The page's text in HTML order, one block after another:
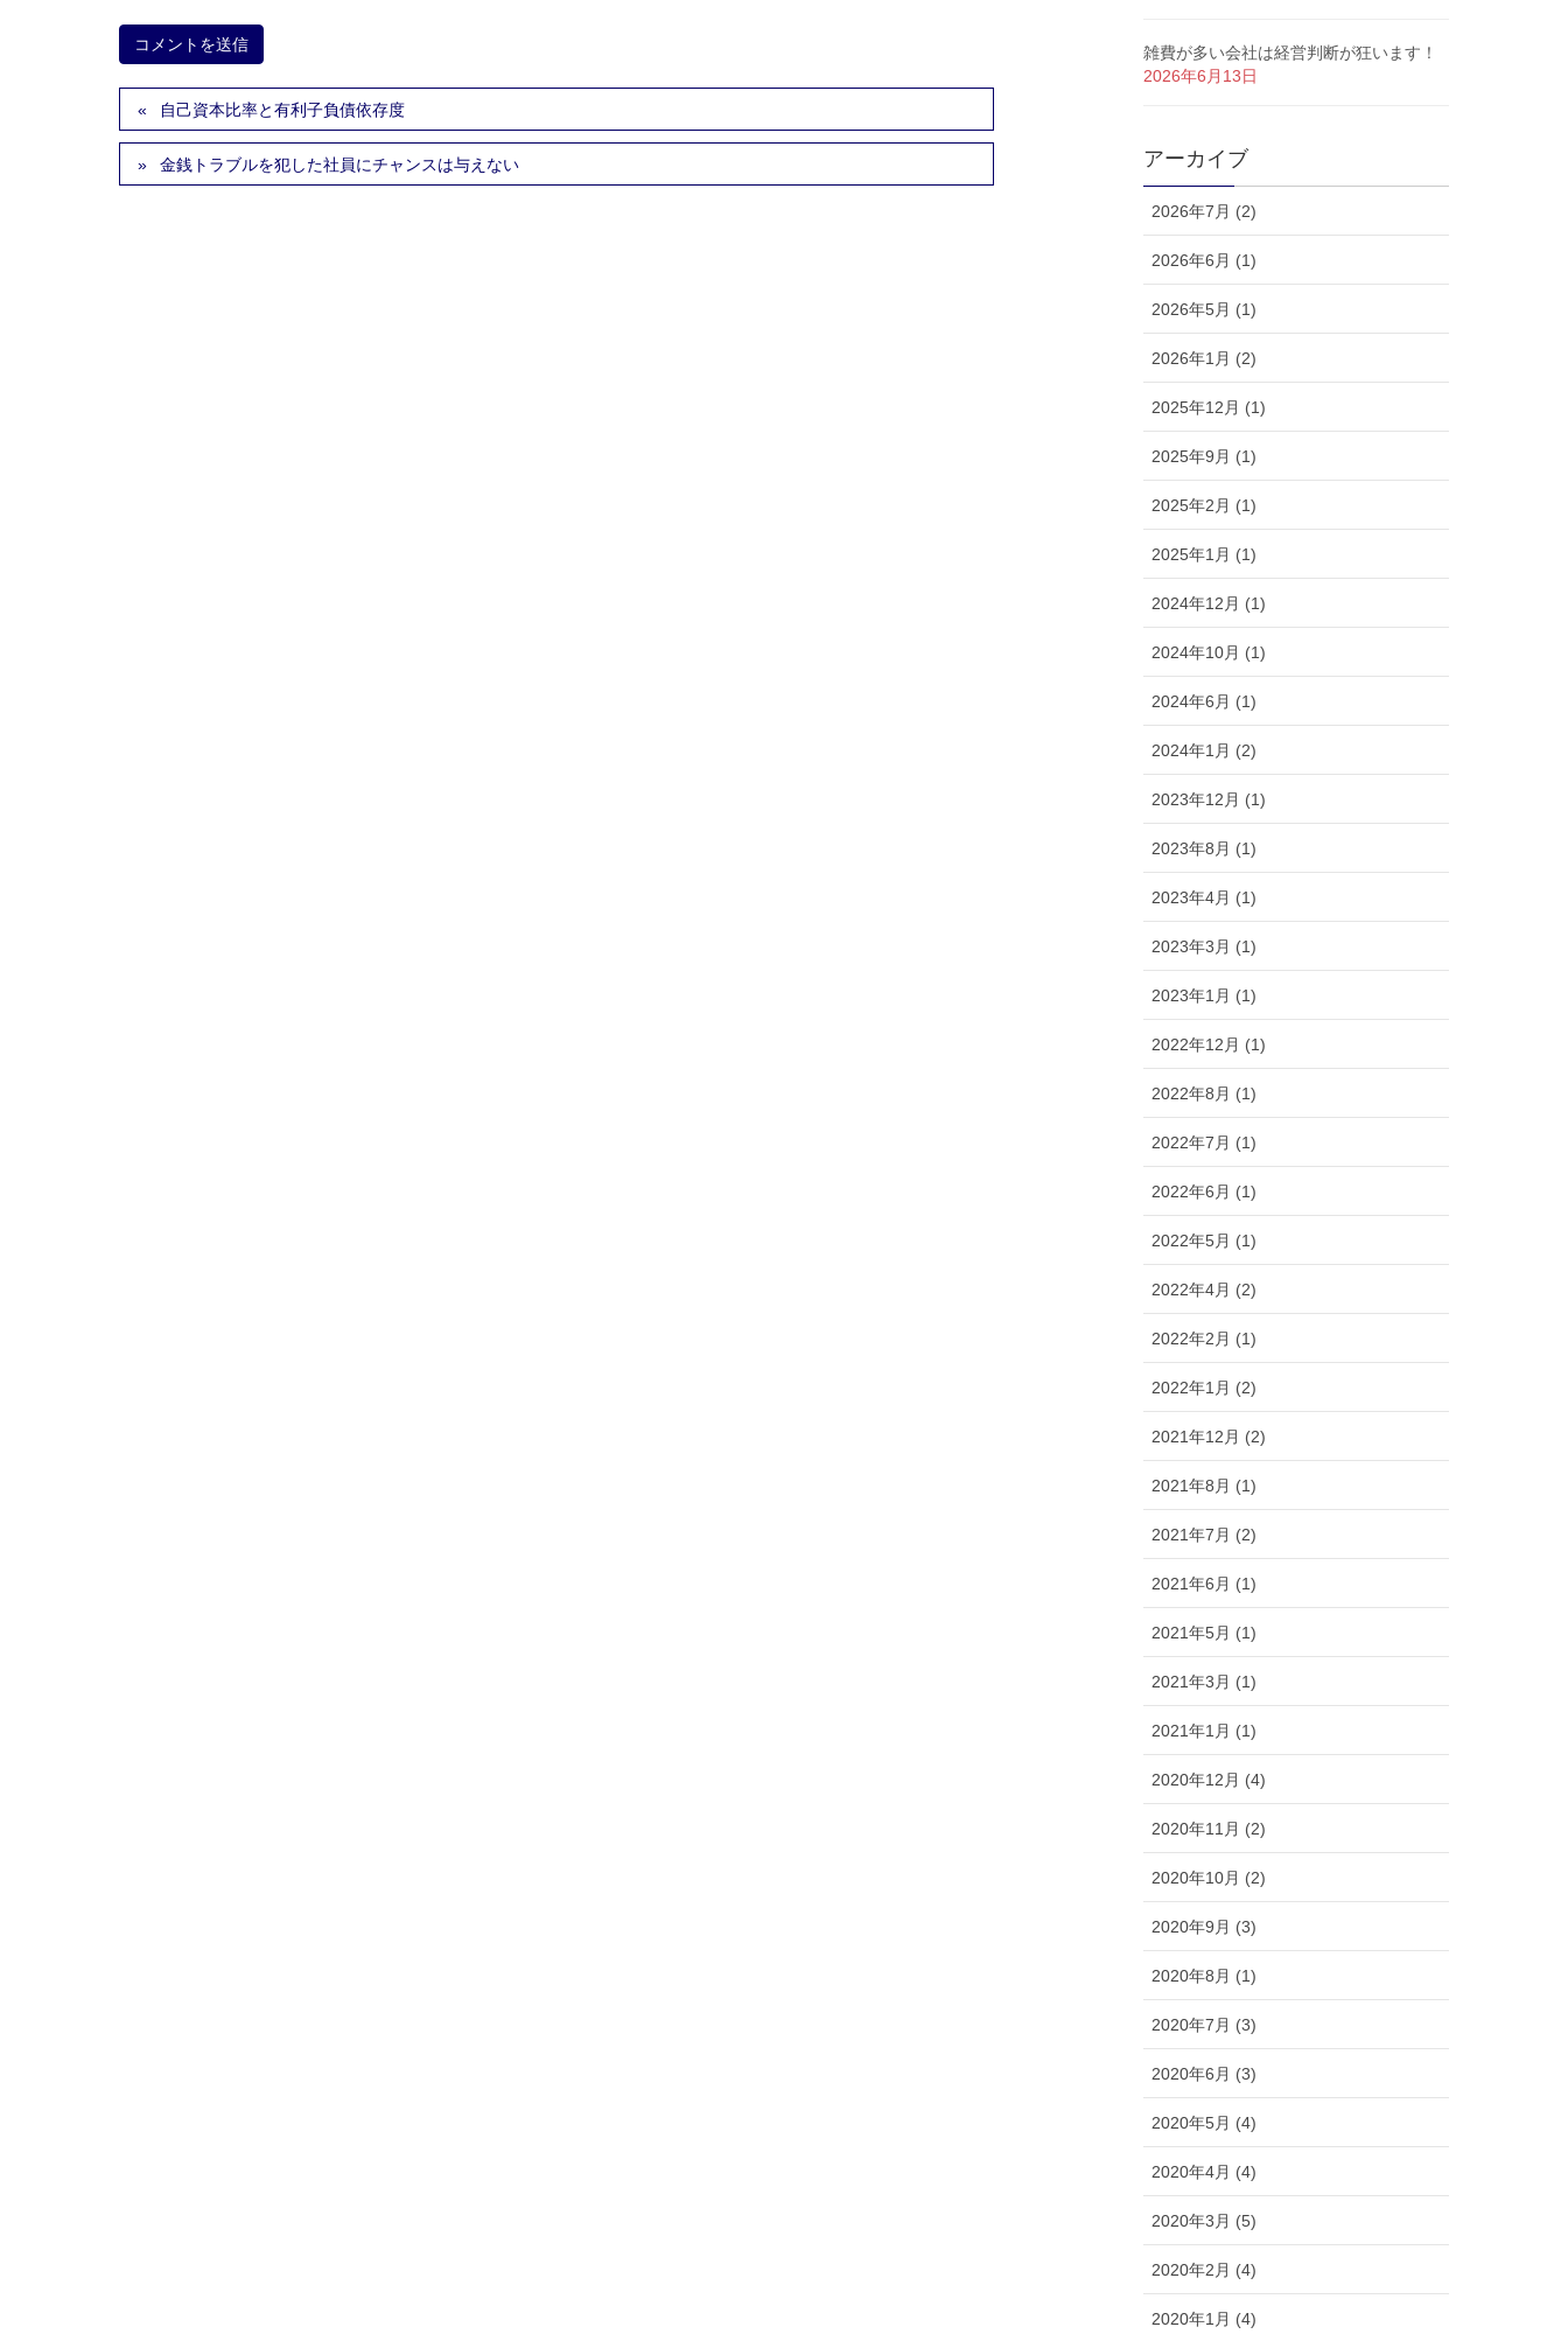
自己資本比率と有利子負債依存度
金銭トラブルを犯した社員にチャンスは与えない
雑費が多い会社は経営判断が狂います！
2026年6月13日
アーカイブ
2026年7月 (2)
2026年6月 (1)
2026年5月 (1)
2026年1月 (2)
2025年12月 (1)
2025年9月 (1)
2025年2月 (1)
2025年1月 (1)
2024年12月 (1)
2024年10月 (1)
2024年6月 (1)
2024年1月 (2)
2023年12月 (1)
2023年8月 (1)
2023年4月 (1)
2023年3月 (1)
2023年1月 (1)
2022年12月 (1)
2022年8月 (1)
2022年7月 (1)
2022年6月 (1)
2022年5月 (1)
2022年4月 (2)
2022年2月 (1)
2022年1月 (2)
2021年12月 (2)
2021年8月 (1)
2021年7月 (2)
2021年6月 (1)
2021年5月 (1)
2021年3月 (1)
2021年1月 (1)
2020年12月 (4)
2020年11月 (2)
2020年10月 (2)
2020年9月 (3)
2020年8月 (1)
2020年7月 (3)
2020年6月 (3)
2020年5月 (4)
2020年4月 (4)
2020年3月 (5)
2020年2月 (4)
2020年1月 (4)